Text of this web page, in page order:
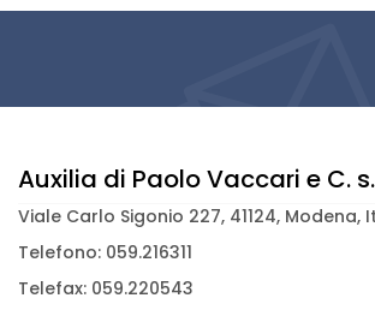
Auxilia di Paolo Vaccari e C.
Viale Carlo Sigonio 227, 41124, Modena,
Telefono: 059.216311
Telefax: 059.220543